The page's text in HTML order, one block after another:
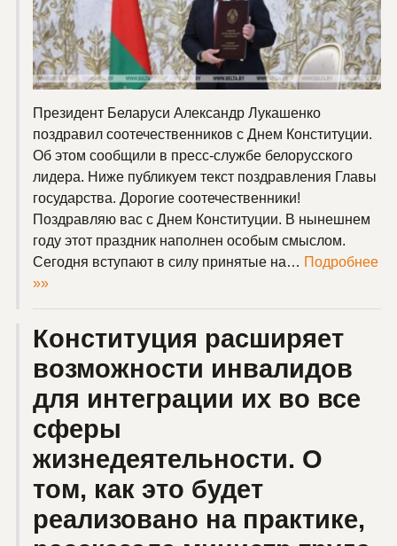
Президент Беларуси Александр Лукашенко
поздравил соотечественников с Днем Конституции.
Об этом сообщили в пресс-службе белорусского
лидера. Ниже публикуем текст поздравления Главы
государства. Дорогие соотечественники!
Поздравляю вас с Днем Конституции. В нынешнем
году этот праздник наполнен особым смыслом.
Сегодня вступают в силу принятые на… Подробнее
»»
Конституция расширяет
возможности инвалидов
для интеграции их во все
сферы
жизнедеятельности. О
том, как это будет
реализовано на практике,